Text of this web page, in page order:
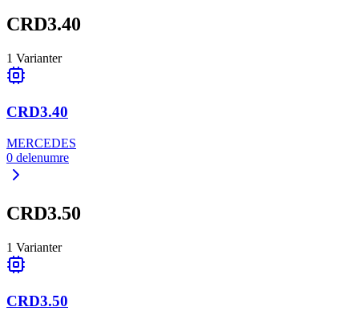
CRD3.40
1 Varianter
CRD3.40
MERCEDES
0 delenumre
CRD3.50
1 Varianter
CRD3.50